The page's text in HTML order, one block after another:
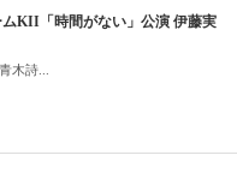
ムKII「時間がない」公演 伊藤実
木詩...